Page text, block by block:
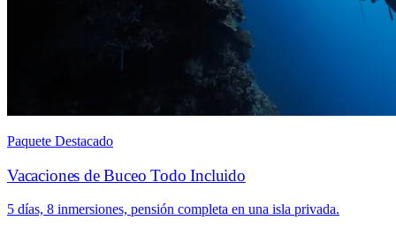
Paquete Destacado
Vacaciones de Buceo Todo Incluido
5 días, 8 inmersiones, pensión completa en una isla privada.